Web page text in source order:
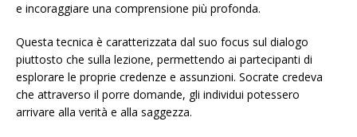
e incoraggiare una comprensione più profonda.
Questa tecnica è caratterizzata dal suo focus sul dialogo
piuttosto che sulla lezione, permettendo ai partecipanti di
esplorare le proprie credenze e assunzioni. Socrate credeva
che attraverso il porre domande, gli individui potessero
arrivare alla verità e alla saggezza.